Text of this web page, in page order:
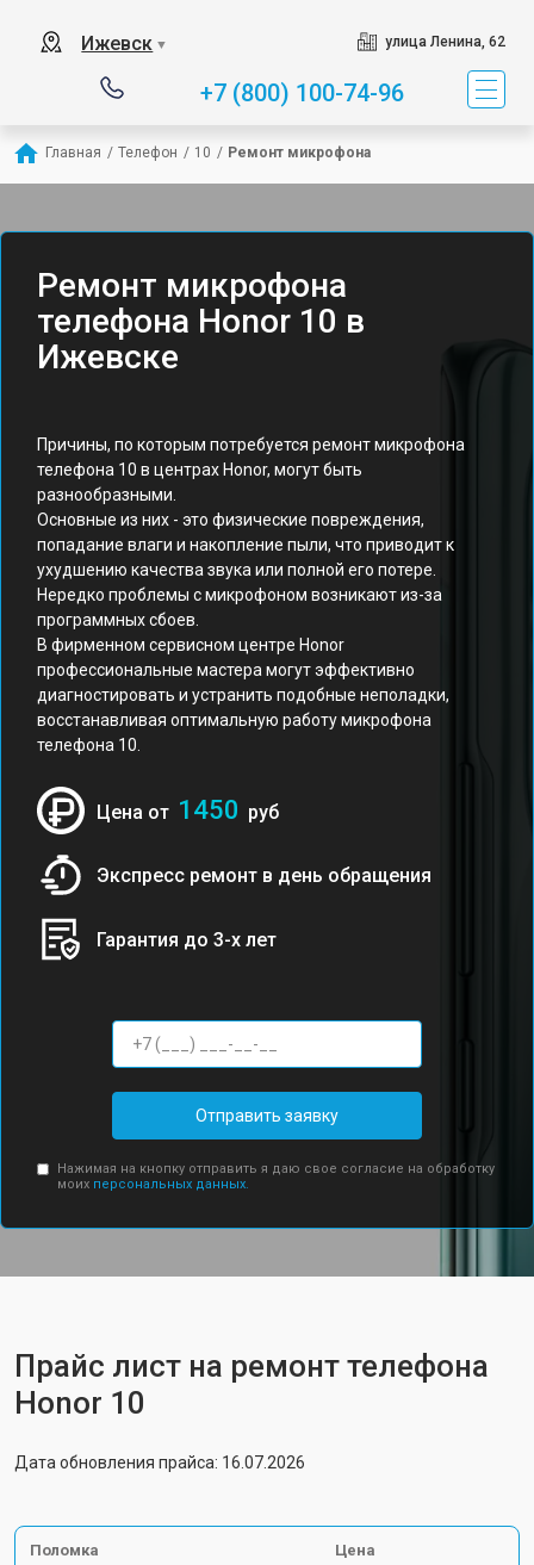
Ижевск ▼ улица Ленина, 62
+7 (800) 100-74-96
Главная / Телефон / 10 / Ремонт микрофона
Ремонт микрофона
телефона Honor 10 в
Ижевске
Причины, по которым потребуется ремонт микрофона
телефона 10 в центрах Honor, могут быть
разнообразными.
Основные из них - это физические повреждения,
попадание влаги и накопление пыли, что приводит к
ухудшению качества звука или полной его потере.
Нередко проблемы с микрофоном возникают из-за
программных сбоев.
В фирменном сервисном центре Honor
профессиональные мастера могут эффективно
диагностировать и устранить подобные неполадки,
восстанавливая оптимальную работу микрофона
телефона 10.
Цена от 1450 руб
Экспресс ремонт в день обращения
Гарантия до 3-х лет
Отправить заявку
Нажимая на кнопку отправить я даю свое согласие на обработку
моих персональных данных.
Прайс лист на ремонт телефона
Honor 10
Дата обновления прайса: 16.07.2026
Поломка Цена